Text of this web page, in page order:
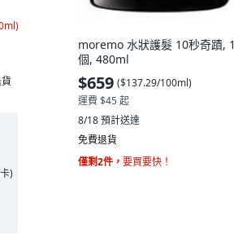
)
)
moremo 水狀護髮 10秒奇蹟, 1
個, 480ml
$659 ($137.29/100ml)
運費 $45 起
8/18預計送達
免費退貨
僅剩2件， 要買要快！